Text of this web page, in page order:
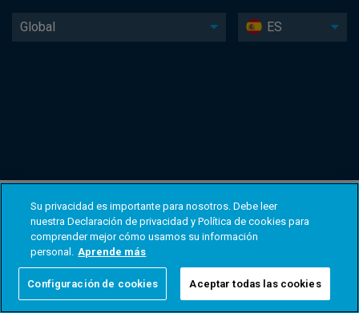
Global ES
Su privacidad es importante para nosotros. Debe leer
nuestra Declaración de privacidad y Política de cookies para
comprender mejor cómo usamos su información
personal. Aprende más
Configuración de cookies Aceptar todas las cookies